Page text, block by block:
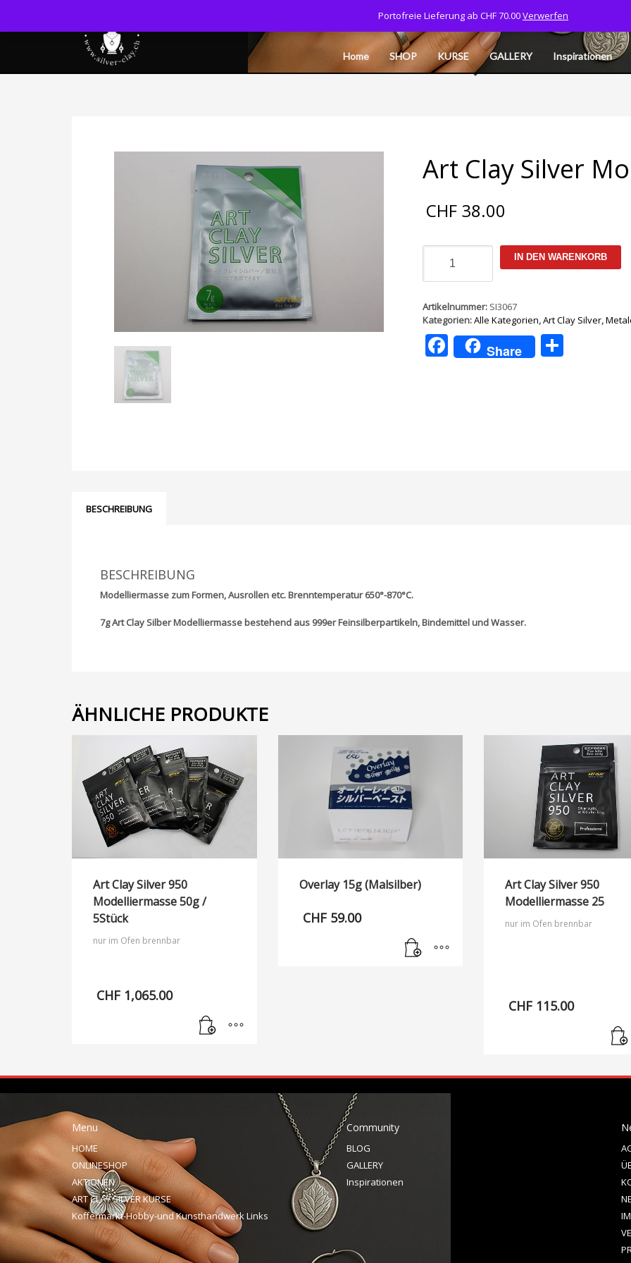
Tel: 077 532 06 40 CART MY ACCOUNT
Home SHOP KURSE GALLERY Inspirationen
Art Clay Silver
CHF 38.00
7g
Menge
IN DEN WARENKORB
Artikelnummer: SI3067
Kategorien:Alle Kategorien,Art Clay Silver,
Facebook
Share
BESCHREIBUNG
BESCHREIBUNG
Modelliermasse zum Formen, Ausrollen etc.Brenntemperatur 650°-870°C.
7g Art Clay Silber Modelliermasse bestehend aus 999er Feinsilberpartikeln, Bindemittel und Wasser.
ÄHNLICHE PRODUKTE
Art Clay Silver 950
Modelliermasse 50g /
5Stück
nur im Ofen brennbar
CHF 1,065.00
Overlay 15g (Malsilber)
CHF59.00
Art Clay Silver 950
Modelliermasse 25
nur im Ofen brennbar
CHF 115.00
Menu
HOME
ONLINESHOP
AKTIONEN
ART CLAY SILVER KURSE
Koffermarkt-Hobby-und Kunsthandwerk Links
Community
BLOG
GALLERY
Inspirationen
Portofreie Lieferung ab CHF 70.00Verwerfen